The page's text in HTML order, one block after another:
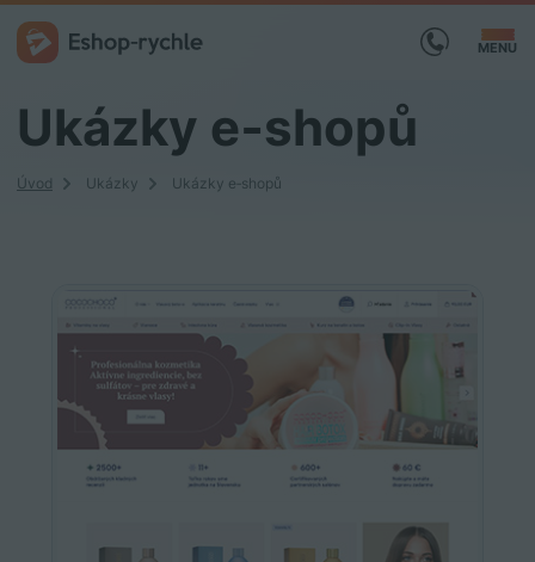
MENU
Ukázky e‑shopů
Úvod Ukázky Ukázky e‑shopů